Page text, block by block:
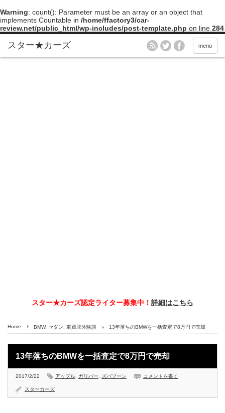
Warning: count(): Parameter must be an array or an object that
implements Countable in /home/ffactory3/car-
review.net/public_html/wp-includes/post-template.php on line 284
menu
スター★カーズ認定ライター募集中！ 詳細はこちら
Home BMW, セダン 車買取体験談 13年落ちのBMWを一括査定で8万円で売却
13年落ちのBMWを一括査定で8万円で売却
2017/2/22 アップル ガリバー ズバブーン コメントを書く
スターカーズ